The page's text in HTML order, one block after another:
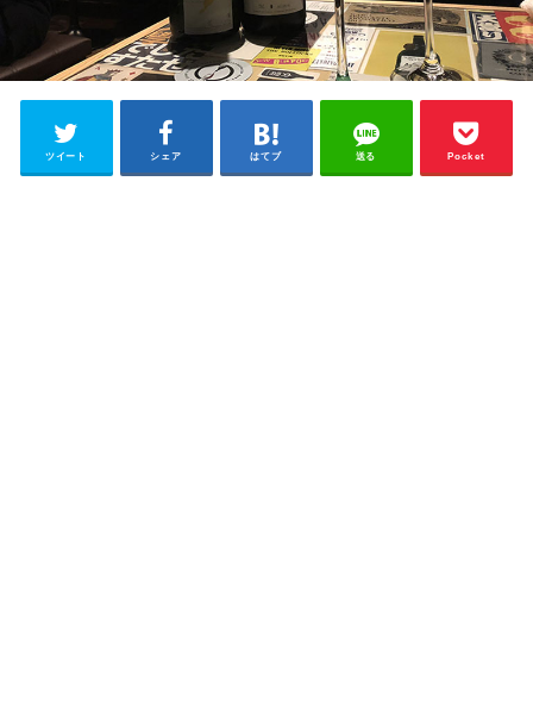
ツイート シェア はてブ 送る Pocket